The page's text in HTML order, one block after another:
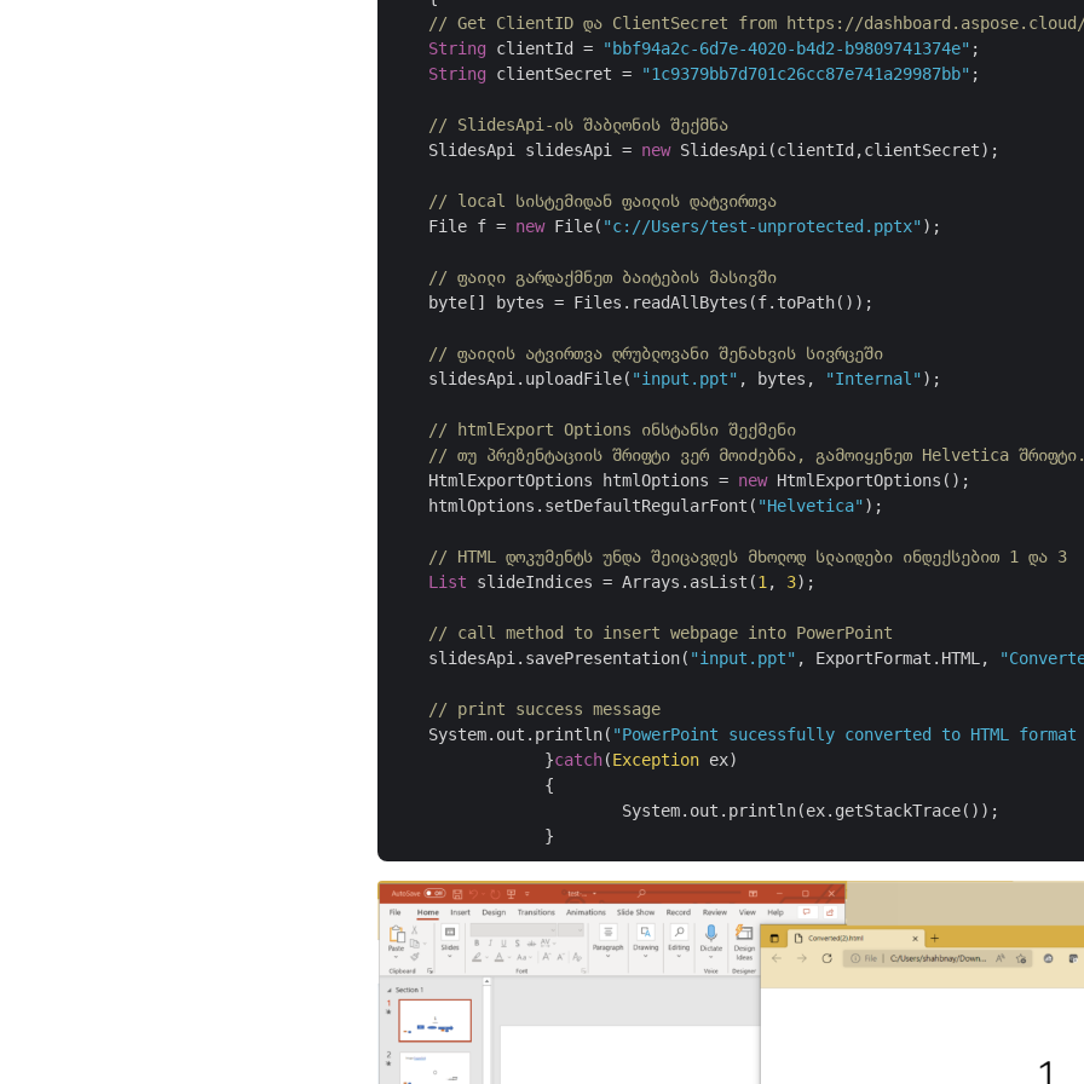
// Get ClientID და ClientSecret from https://
String clientId = "bbf94a2c-6d7e-4020-b4d2-b9809741374e" ;
String clientSecret = "1c9379bb7d701c26cc87e741a29987bb" ;
// SlidesApi-ის შაბლონის შექმნა
    SlidesApi slidesApi =
new SlidesApi(clientId,clientSecret);
// local სისტემიდან ფაილის დატვირთვა
    File f =
new File( "c://Users/test-unprotected.pptx" );
// ფაილი გარდაქმნეთ ბაიტების მასივში
    byte[] bytes = Files.readAllBytes(f.toPath());
// ფაილის ატვირთვა ღრუბლოვანი შენახვის სივრცეში
    slidesApi.uploadFile(
"input.ppt" , bytes, "Internal" );
// htmlExport Options ინსტანსი შექმენი
// თუ პრეზენტაციის შრიფტი ვერ მოიძებნა, გამოიყენეთ Helvetica
    HtmlExportOptions htmlOptions =
new HtmlExportOptions();
    htmlOptions.setDefaultRegularFont(
"Helvetica" );
// HTML დოკუმენტს უნდა შეიცავდეს მხოლოდ სლაიდები ინდექსებით 1 და 3
List slideIndices = Arrays.asList(1 , 3);
// call method to insert webpage into PowerPoint
    slidesApi.savePresentation(
"input.ppt" , ExportFormat.HTML,
// print success message
    System.out.println(
"PowerPoint sucessfully converted to HTML
		}
catch(Exception ex)